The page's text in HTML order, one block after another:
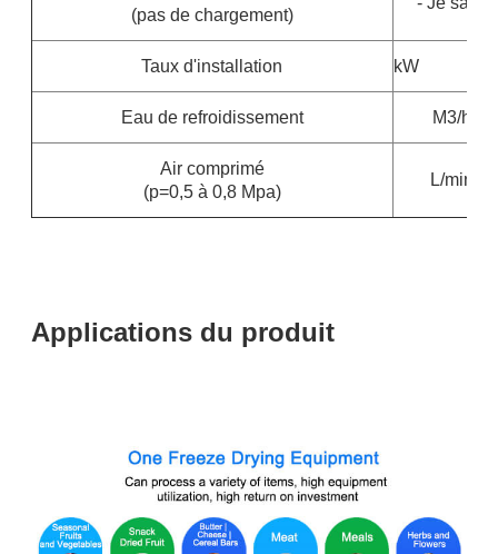
(pas de chargement)
Taux d'installation kW
Eau de refroidissement M3/h
Air comprimé
(p=0,5 à 0,8 Mpa)
L/min
Applications du produit